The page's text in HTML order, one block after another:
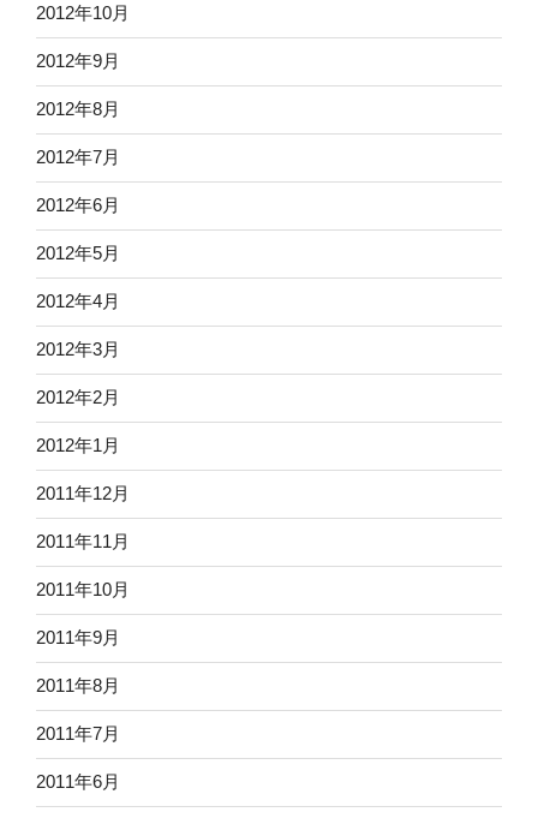
2012年10月
2012年9月
2012年8月
2012年7月
2012年6月
2012年5月
2012年4月
2012年3月
2012年2月
2012年1月
2011年12月
2011年11月
2011年10月
2011年9月
2011年8月
2011年7月
2011年6月